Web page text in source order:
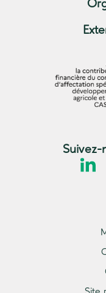
Suivez-